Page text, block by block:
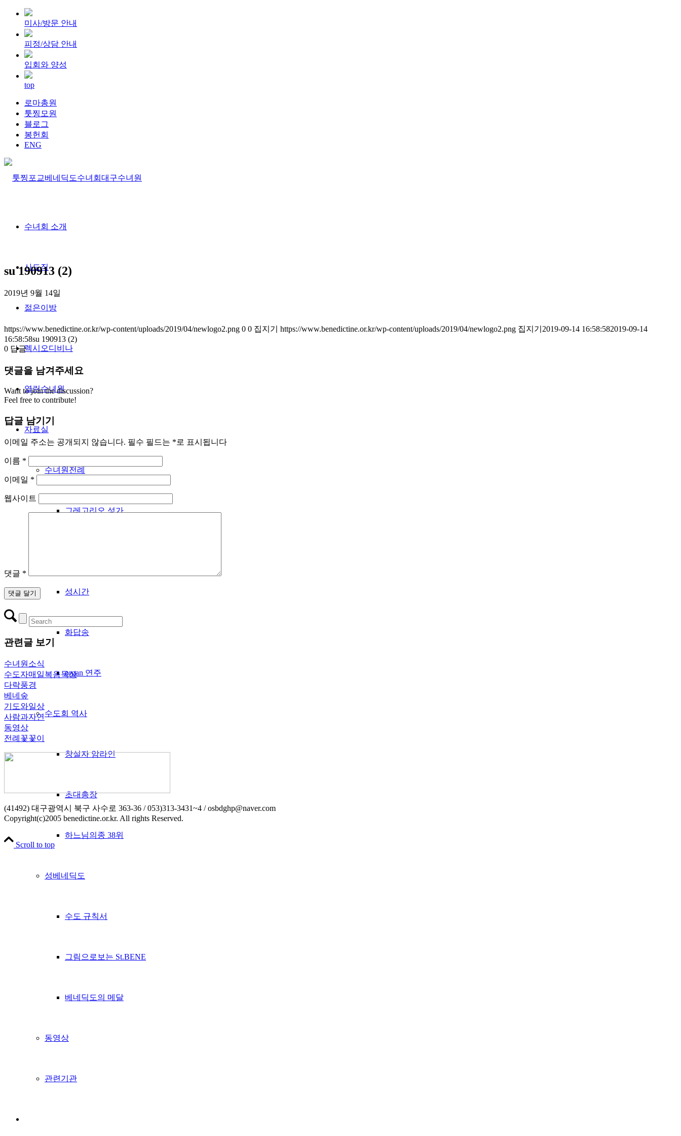
미사/방문 안내
피정/상담 안내
입회와 양성
top
로마총원
툿찡모원
블로그
봉헌회
ENG
수녀회 소개
사도직
젊은이방
렉시오디비나
열린수녀원
자료실
수녀원전례
그레고리오 성가
성시간
화답송
organ 연주
수도회 역사
창설자 암라인
초대총장
하느님의종 38위
성베네딕도
수도 규칙서
그림으로보는 St.BENE
베네딕도의 메달
동영상
관련기관
su 190913 (2)
2019년 9월 14일
https://www.benedictine.or.kr/wp-content/uploads/2019/04/newlogo2.png 0 0 집지기 https://www.benedictine.or.kr/wp-content/uploads/2019/04/newlogo2.png 집지기 2019-09-14 16:58:582019-09-14
16:58:58su 190913 (2)
0 답글
댓글을 남겨주세요
Want to join the discussion?
Feel free to contribute!
답글 남기기
이메일 주소는 공개되지 않습니다. 필수 필드는 *로 표시됩니다
이름 *
이메일 *
웹사이트
댓글 *
관련글 보기
수녀원소식
수도자매일복음묵상
다락풍경
베네숲
기도와일상
사람과자연
동영상
전례꽃꽃이
(41492) 대구광역시 북구 사수로 363-36 / 053)313-3431~4 / osbdghp@naver.com
Copyright(c)2005 benedictine.or.kr. All rights Reserved.
Scroll to top